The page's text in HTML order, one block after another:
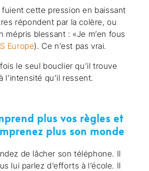
cette pression en baissant
répondent par la colère, ou
mépris blessant : «Je m’en fous
Europe). Ce n’est pas vrai.
le seul bouclier qu’il trouve
l’intensité qu’il ressent.
plus vos règles et
plus son monde
de lâcher son téléphone. Il
lui parlez d’efforts à l’école. Il